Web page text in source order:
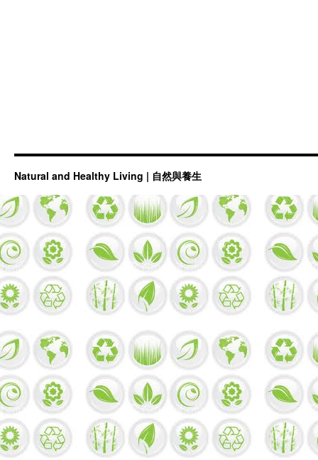
Natural and Healthy Living | 自然與養生